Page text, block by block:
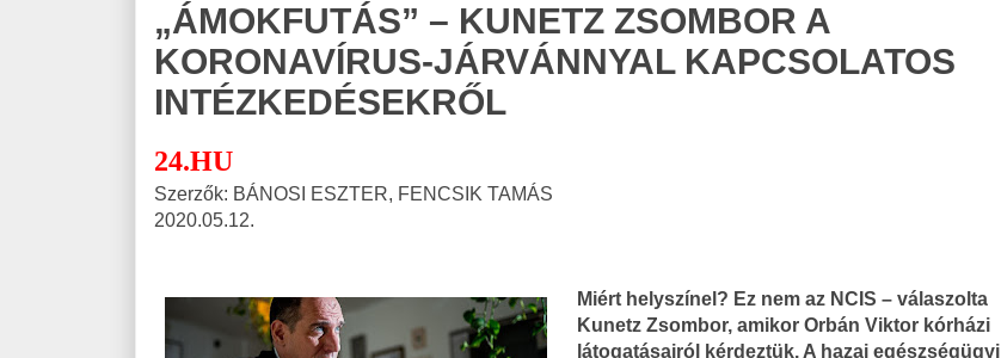
„ÁMOKFUTÁS” – KUNETZ ZSOMBOR A
KORONAVÍRUS-JÁRVÁNNYAL KAPCSOLATOS
INTÉZKEDÉSEKRŐL
24.HU
Szerzők: BÁNOSI ESZTER, FENCSIK TAMÁS
2020.05.12.
Miért helyszínel? Ez nem az NCIS – válaszolta
Kunetz Zsombor, amikor Orbán Viktor kórházi
látogatásairól kérdeztük. A hazai egészségügyi